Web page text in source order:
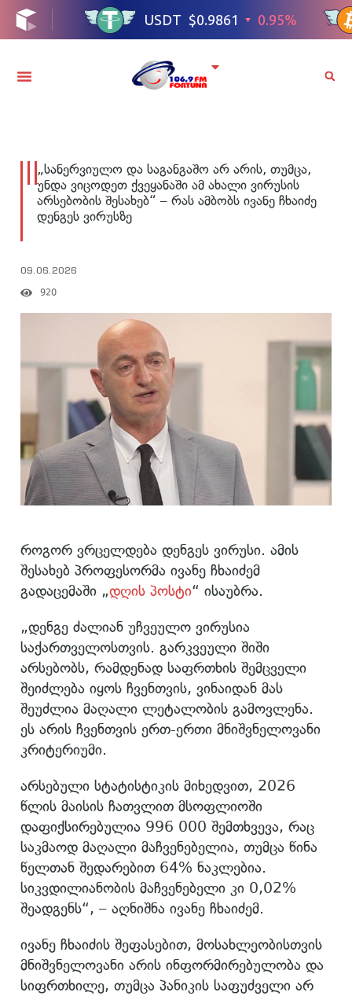
„სანერვიულო და საგანგაშო არ არის, თუმცა,
უნდა ვიცოდეთ ქვეყანაში ამ ახალი ვირუსის
არსებობის შესახებ“ – რას ამბობს ივანე ჩხაიძე
დენგეს ვირუსზე
09.06.2026
920
როგორ ვრცელდება დენგეს ვირუსი. ამის
შესახებ პროფესორმა ივანე ჩხაიძემ
გადაცემაში „დღის პოსტი“ ისაუბრა.
„დენგე ძალიან უჩვეულო ვირუსია
საქართველოსთვის. გარკვეული შიში
არსებობს, რამდენად საფრთხის შემცველი
შეიძლება იყოს ჩვენთვის, ვინაიდან მას
შეუძლია მაღალი ლეტალობის გამოვლენა.
ეს არის ჩვენთვის ერთ-ერთი მნიშვნელოვანი
კრიტერიუმი.
არსებული სტატისტიკის მიხედვით, 2026
წლის მაისის ჩათვლით მსოფლიოში
დაფიქსირებულია 996 000 შემთხვევა, რაც
საკმაოდ მაღალი მაჩვენებელია, თუმცა წინა
წელთან შედარებით 64% ნაკლებია.
სიკვდილიანობის მაჩვენებელი კი 0,02%
შეადგენს“, – აღნიშნა ივანე ჩხაიძემ.
ივანე ჩხაიძის შეფასებით, მოსახლეობისთვის
მნიშვნელოვანი არის ინფორმირებულობა და
სიფრთხილე, თუმცა პანიკის საფუძველი არ